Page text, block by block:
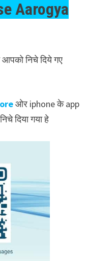
Aarogya
निचे दिये गए
ओर iphone के app
दिया गया हे